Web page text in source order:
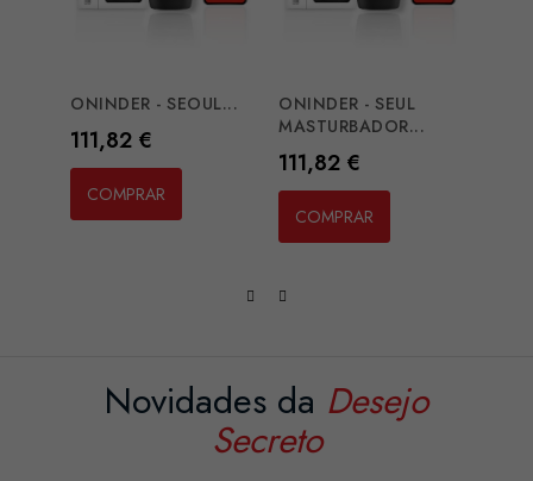
ONINDER - SEOUL...
Preço
111,82 €
COMPRAR
ONINDER - SEUL
MASTURBADOR...
Preço
111,82 €
COMPRAR
Novidades da Desejo
Secreto